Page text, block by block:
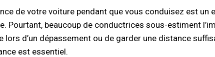
de votre voiture pendant que vous conduisez est un
Pourtant, beaucoup de conductrices sous-estiment
lors d’un dépassement ou de garder une distance
est essentiel.